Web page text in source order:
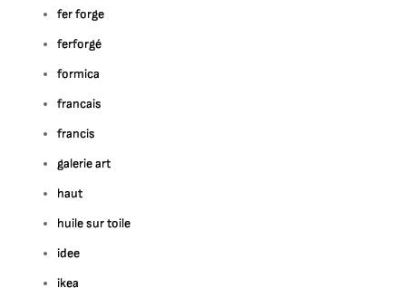
fer forge
ferforgé
formica
francais
francis
galerie art
haut
huile sur toile
idee
ikea